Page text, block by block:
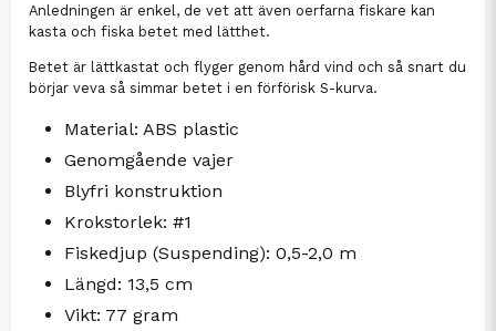
Anledningen är enkel, de vet att även oerfarna fiskare kan
kasta och fiska betet med lätthet.
Betet är lättkastat och flyger genom hård vind och så snart du
börjar veva så simmar betet i en förförisk S-kurva.
Material: ABS plastic
Genomgående vajer
Blyfri konstruktion
Krokstorlek: #1
Fiskedjup (Suspending): 0,5-2,0 m
Längd: 13,5 cm
Vikt: 77 gram